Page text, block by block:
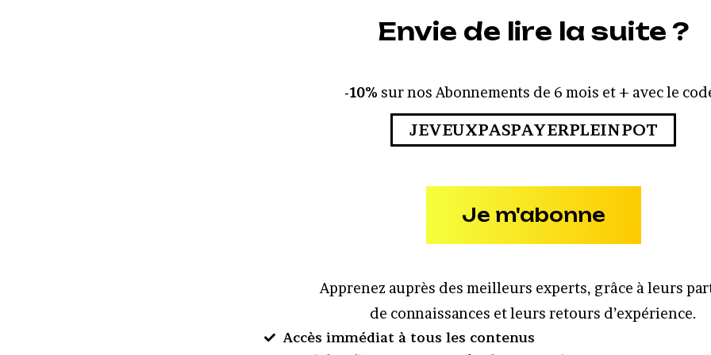
Envie de lire la suite ?
-10% sur nos Abonnements de 6 mois et + avec le
JEVEUXPASPAYERPLEINPOT
Je m'abonne
Apprenez auprès des meilleurs experts, grâce à leurs
de connaissances et leurs retours d’expérience.
Accès immédiat à tous les contenus